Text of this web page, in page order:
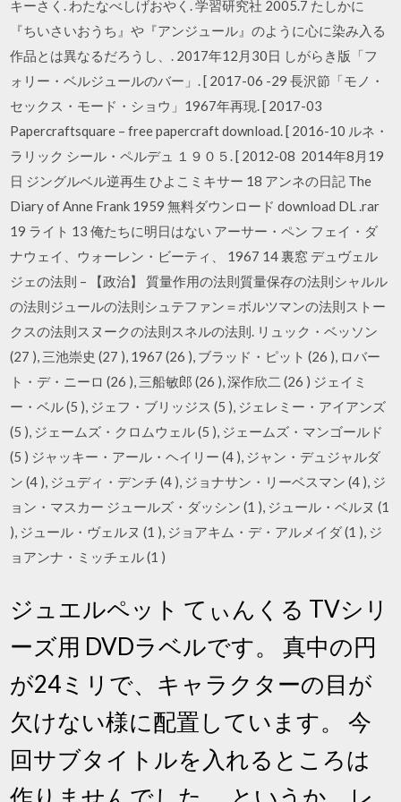
キーさく. わたなべしげおやく. 学習研究社 2005.7 たしかに
『ちいさいおうち』や『アンジュール』のように心に染み入る
作品とは異なるだろうし、. 2017年12月30日 しがらき版「フ
ォリー・ベルジュールのバー」. [ 2017-06 -29 長沢節「モノ・
セックス・モード・ショウ」1967年再現. [ 2017-03
Papercraftsquare – free papercraft download. [ 2016-10 ルネ・
ラリック シール・ペルデュ １９０５. [ 2012-08 2014年8月19
日 ジングルベル逆再生 ひよこミキサー 18 アンネの日記 The
Diary of Anne Frank 1959 無料ダウンロード download DL .rar
19 ライト 13 俺たちに明日はない アーサー・ペン フェイ・ダ
ナウェイ、ウォーレン・ビーティ、 1967 14 裏窓 デュヴェル
ジェの法則 – 【政治】 質量作用の法則質量保存の法則シャルル
の法則ジュールの法則シュテファン＝ボルツマンの法則ストー
クスの法則スヌークの法則スネルの法則. リュック・ベッソン
(27 ), 三池崇史 (27 ), 1967 (26 ), ブラッド・ピット (26 ), ロバー
ト・デ・ニーロ (26 ), 三船敏郎 (26 ), 深作欣二 (26 ) ジェイミ
ー・ベル (5 ), ジェフ・ブリッジス (5 ), ジェレミー・アイアンズ
(5 ), ジェームズ・クロムウェル (5 ), ジェームズ・マンゴールド
(5 ) ジャッキー・アール・ヘイリー (4 ), ジャン・デュジャルダ
ン (4 ), ジュディ・デンチ (4 ), ジョナサン・リーベスマン (4 ), ジ
ョン・マスカー ジュールズ・ダッシン (1 ), ジュール・ベルヌ (1
), ジュール・ヴェルヌ (1 ), ジョアキム・デ・アルメイダ (1 ), ジ
ョアンナ・ミッチェル (1 )
ジュエルペット てぃんくる TVシリ
ーズ用 DVDラベルです。 真中の円
が24ミリで、キャラクターの目が
欠けない様に配置しています。 今
回サブタイトルを入れるところは
作りませんでした。 というか、レ